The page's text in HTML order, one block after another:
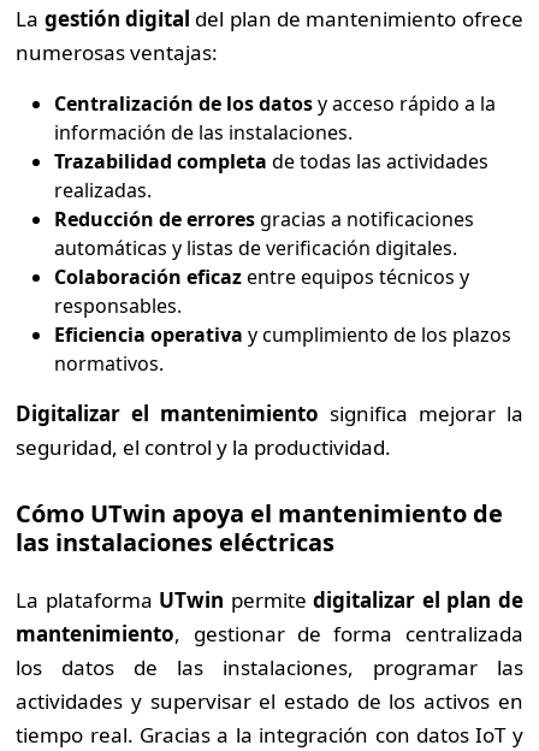
La gestión digital del plan de mantenimiento ofrece
numerosas ventajas:
Centralización de los datosy acceso rápido a la
información de las instalaciones.
Trazabilidad completa de todas las actividades
realizadas.
Reducción de erroresgracias a notificaciones
automáticas y listas de verificación digitales.
Colaboración eficazentre equipos técnicos y
responsables.
Eficiencia operativa y cumplimiento de los plazos
normativos.
Digitalizar el mantenimiento significa mejorar la
seguridad, el control y la productividad.
Cómo UTwin apoya el mantenimiento de
las instalaciones eléctricas
La plataforma UTwin permitedigitalizar el plan de
mantenimiento, gestionar de forma centralizada
los datos de las instalaciones, programar las
actividades y supervisar el estado de los activos en
tiempo real. Gracias a la integración con datos IoT y